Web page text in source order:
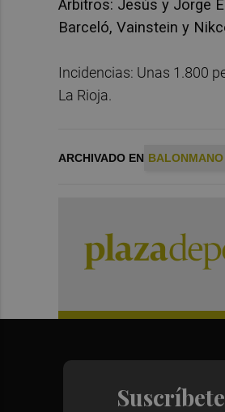
Árbitros: Jesús y Jorge
Barceló, Vainstein y
Incidencias: Unas 1.800
La Rioja.
ARCHIVADO EN